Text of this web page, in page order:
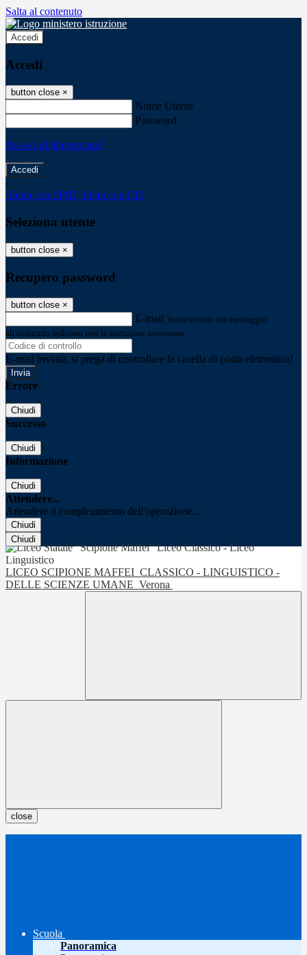
Salta al contenuto
Accedi
Accedi
button close ×
Nome Utente
Password
Password dimenticata?
-
Entra con SPID Entra con CIE
Seleziona utente
button close ×
Recupero password
button close ×
E-mail Verrà inviato un messaggio
all'indirizzo indicato con le istruzioni necessarie.
E-mail inviata, si prega di controllare la casella di posta elettronica!
Errore
Chiudi
Successo
Chiudi
Informazione
Chiudi
Attendere...
Attendere il completamento dell'operazione...
Chiudi
Chiudi
LICEO SCIPIONE MAFFEI CLASSICO - LINGUISTICO -
DELLE SCIENZE UMANE Verona
close
Scuola
Panoramica